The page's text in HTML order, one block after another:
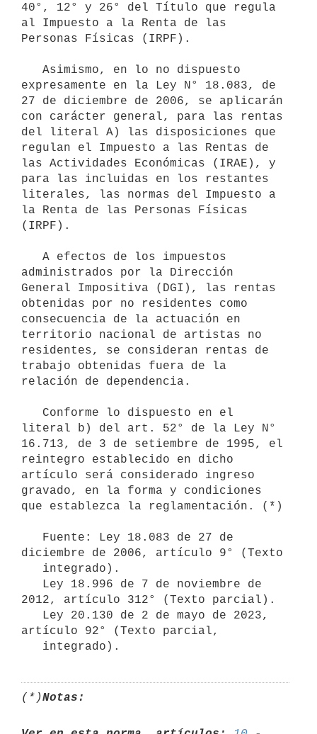
40°, 12° y 26° del Título que regula
al Impuesto a la Renta de las
Personas Físicas (IRPF).
expresamente en la Ley N° 18.083, de
27 de diciembre de 2006, se aplicarán
con carácter general, para las rentas
del literal A) las disposiciones que
regulan el Impuesto a las Rentas de
las Actividades Económicas (IRAE), y
para las incluidas en los restantes
literales, las normas del Impuesto a
la Renta de las Personas Físicas
(IRPF).
administrados por la Dirección
General Impositiva (DGI), las rentas
obtenidas por no residentes como
consecuencia de la actuación en
territorio nacional de artistas no
residentes, se consideran rentas de
trabajo obtenidas fuera de la
relación de dependencia.
literal b) del art. 52° de la Ley N°
16.713, de 3 de setiembre de 1995, el
reintegro establecido en dicho
artículo será considerado ingreso
gravado, en la forma y condiciones
que establezca la reglamentación. (*)
diciembre de 2006, artículo 9° (Texto
2012, artículo 312° (Texto parcial).
artículo 92° (Texto parcial,
   integrado).
(*)Notas: